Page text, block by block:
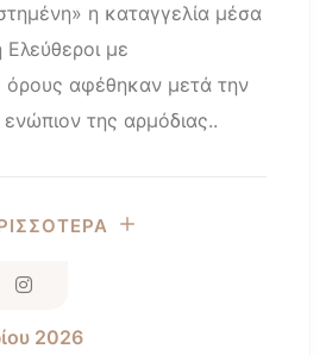
η καταγγελία μέσα
με
όρους αφέθηκαν μετά την
της αρμόδιας..
2026